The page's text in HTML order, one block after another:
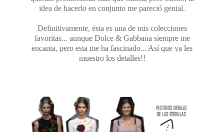
idea de hacerlo en conjunto me pareció genial.
Definitivamente, ésta es una de mis colecciones
favoritas... aunque Dolce & Gabbana siempre me
encanta, pero esta me ha fascinado... Así que ya les
muestro los detalles!!